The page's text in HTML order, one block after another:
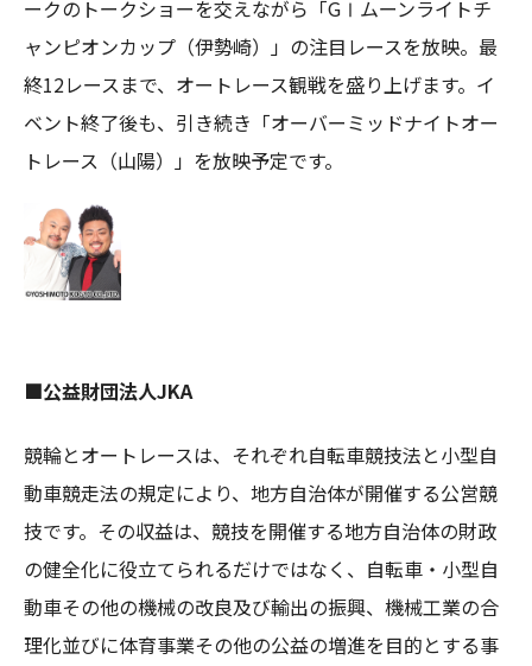
ークのトークショーを交えながら「GⅠムーンライトチ
ャンピオンカップ（伊勢崎）」の注目レースを放映。最
終12レースまで、オートレース観戦を盛り上げます。イ
ベント終了後も、引き続き「オーバーミッドナイトオー
トレース（山陽）」を放映予定です。
■公益財団法人JKA
競輪とオートレースは、それぞれ自転車競技法と小型自
動車競走法の規定により、地方自治体が開催する公営競
技です。その収益は、競技を開催する地方自治体の財政
の健全化に役立てられるだけではなく、自転車・小型自
動車その他の機械の改良及び輸出の振興、機械工業の合
理化並びに体育事業その他の公益の増進を目的とする事